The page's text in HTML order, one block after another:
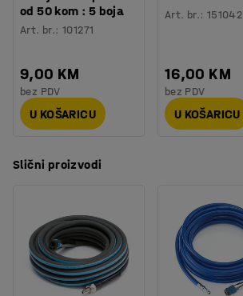
od 50 kom : 5 boja
Art. br.:101271
9,00 KM
bez PDV
U KOŠARICU
Art. br.: 151042
16,00 KM
bez PDV
U KOŠARICU
Slični proizvodi